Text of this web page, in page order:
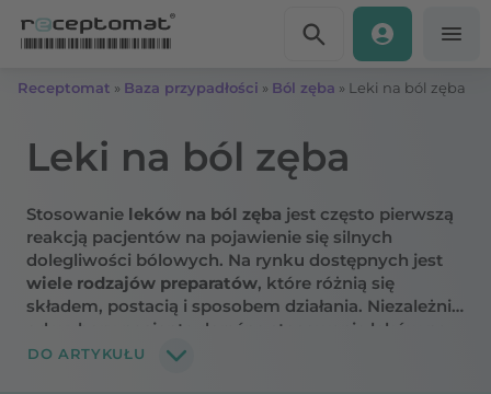
Receptomat » Baza przypadłości » Ból zęba » Leki na ból zęba
Leki na ból zęba
Stosowanie leków na ból zęba jest często pierwszą
reakcją pacjentów na pojawienie się silnych
dolegliwości bólowych. Na rynku dostępnych jest
wiele rodzajów preparatów, które różnią się
składem, postacią i sposobem działania. Niezależnie
od wyboru pacjenta doraźne stosowanie leków na
ból zębapowinno być tylko rozwiązaniem
DO ARTYKUŁU